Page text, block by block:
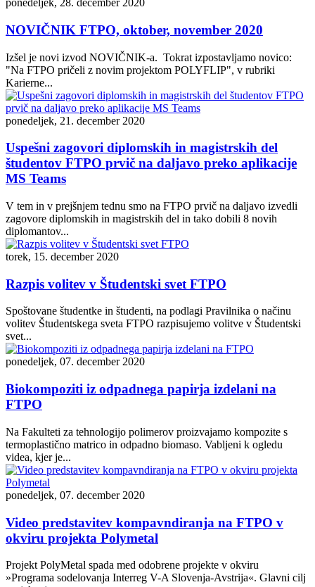
ponedeljek, 28. december 2020
NOVIČNIK FTPO, oktober, november 2020
Izšel je novi izvod NOVIČNIK-a. Tokrat izpostavljamo novico:
"Na FTPO pričeli z novim projektom POLYFLIP", v rubriki
Karierne...
ponedeljek, 21. december 2020
Uspešni zagovori diplomskih in magistrskih del
študentov FTPO prvič na daljavo preko aplikacije
MS Teams
V tem in v prejšnjem tednu smo na FTPO prvič na daljavo izvedli
zagovore diplomskih in magistrskih del in tako dobili 8 novih
diplomantov...
torek, 15. december 2020
Razpis volitev v Študentski svet FTPO
Spoštovane študentke in študenti, na podlagi Pravilnika o načinu
volitev Študentskega sveta FTPO razpisujemo volitve v Študentski
svet...
ponedeljek, 07. december 2020
Biokompoziti iz odpadnega papirja izdelani na
FTPO
Na Fakulteti za tehnologijo polimerov proizvajamo kompozite s
termoplastično matrico in odpadno biomaso. Vabljeni k ogledu
videa, kjer je...
ponedeljek, 07. december 2020
Video predstavitev kompavndiranja na FTPO v
okviru projekta Polymetal
Projekt PolyMetal spada med odobrene projekte v okviru
»Programa sodelovanja Interreg V-A Slovenja-Avstrija«. Glavni cilj